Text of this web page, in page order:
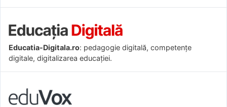
Educatia-Digitala.ro: pedagogie digitală, competențe
digitale, digitalizarea educației.